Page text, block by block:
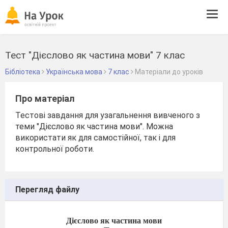
Тест "Дієслово як частина мови" 7 клас
Бібліотека Українська мова 7 клас Матеріали до уроків
Про матеріал
Тестові завдання для узагальнення вивченого з
теми "Дієслово як частина мови". Можна
використати як для самостійної, так і для
контрольної роботи.
Перегляд файлу
Дієслово як частина мови